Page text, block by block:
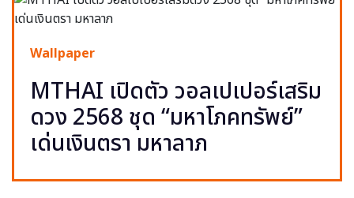
Wallpaper
MTHAI เปิดตัว วอลเปเปอร์เสริม
ดวง 2568 ชุด “มหาโภคทรัพย์”
เด่นเงินตรา มหาลาภ